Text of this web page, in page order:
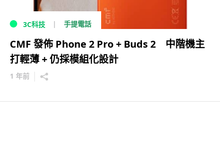
3C科技 手提電話
CMF 發佈 Phone 2 Pro + Buds 2 中階機主
打輕薄 + 仍採模組化設計
1 年前